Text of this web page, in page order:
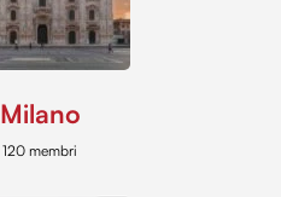
Milano
120 membri